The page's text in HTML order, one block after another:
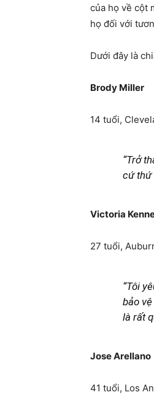
của họ về cột
họ đối với
Dưới đây là
Brody Miller
14 tuổi,
“Trở
cứ thứ
Victoria
27 tuổi,
“Tôi
bảo
là rất
Jose Arellano
41 tuổi, Los